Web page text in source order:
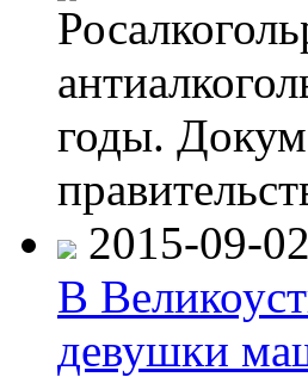
годы.
2015-09-
В
девушки